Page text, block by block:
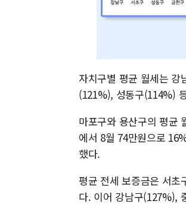
자치구별 평균 월세는
(121%), 성동구(114%)
마포구와 용산구의 평균
에서 8월 74만원으로
했다.
평균 전세 보증금은 서초
다. 이어 강남구(127%),